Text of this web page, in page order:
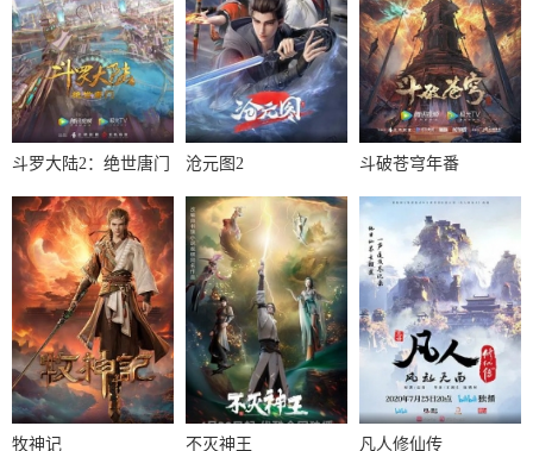
斗罗大陆2：绝世唐门 沧元图2 斗破苍穹年番
牧神记 不灭神王 凡人修仙传